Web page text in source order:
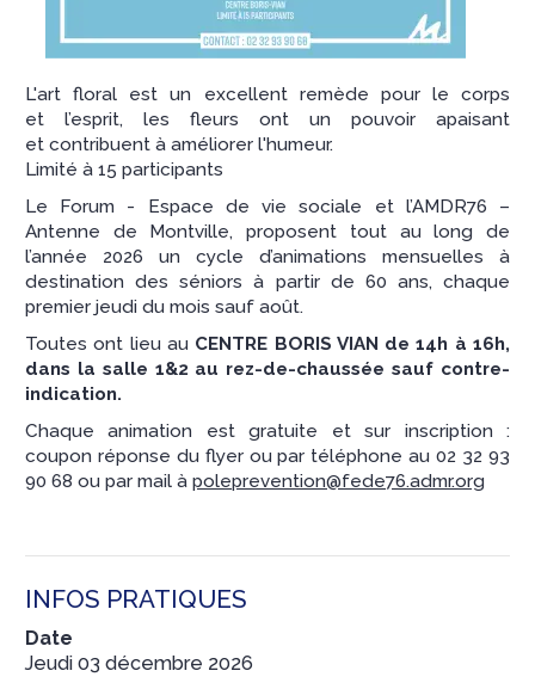
L'art floral est un excellent remède pour le corps
et l’esprit, les fleurs ont un pouvoir apaisant
et contribuent à améliorer l'humeur.
Limité à 15 participants
Le Forum - Espace de vie sociale et l’AMDR76 –
Antenne de Montville, proposent tout au long de
l’année 2026 un cycle d’animations mensuelles à
destination des séniors à partir de 60 ans, chaque
premier jeudi du mois sauf août.
Toutes ont lieu au CENTRE BORIS VIAN de 14h à 16h,
dans la salle 1&2 au rez-de-chaussée sauf contre-
indication.
Chaque animation est gratuite et sur inscription :
coupon réponse du flyer ou par téléphone au 02 32 93
90 68 ou par mail à poleprevention@fede76.admr.org
INFOS PRATIQUES
Date
Jeudi 03 décembre 2026